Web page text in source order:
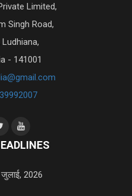
Limited,
Singh Road,
- 141001
2026